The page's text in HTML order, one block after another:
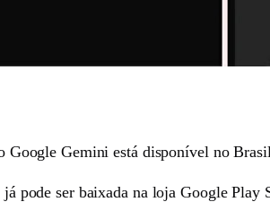
Google Gemini está disponível no
pode ser baixada na loja Google